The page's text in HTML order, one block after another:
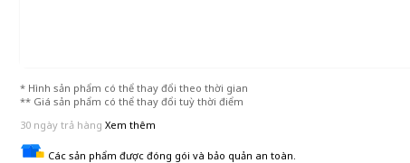
* Hình sản phẩm có thể thay đổi theo thời gian
** Giá sản phẩm có thể thay đổi tuỳ thời điểm
30 ngày trả hàng Xem thêm
Các sản phẩm được đóng gói và bảo quản an toàn.